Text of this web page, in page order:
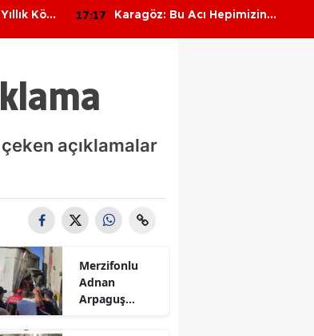
Amasya
Antalya
Aydın
Bilecik
Bitlis
Köyü
17:17
Karagöz: Bu Acı Hepimizin
açıklamalar
Merzifonlu
Adnan
Arpaguş